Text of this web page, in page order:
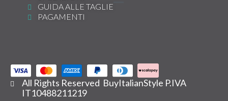
GUIDA ALLE TAGLIE
PAGAMENTI
All Rights Reserved BuyItalianStyle P.IVA
IT10488211219